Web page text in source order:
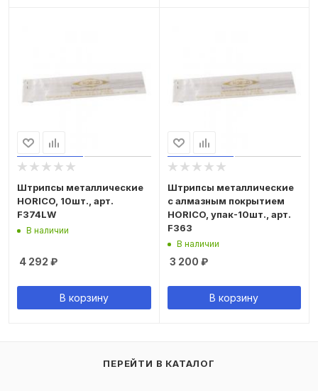
Штрипсы металлические
HORICO, 10шт., арт.
F374LW
В наличии
4 292 ₽
В корзину
Штрипсы металлические
с алмазным покрытием
HORICO, упак-10шт., арт.
F363
В наличии
3 200 ₽
В корзину
ПЕРЕЙТИ В КАТАЛОГ